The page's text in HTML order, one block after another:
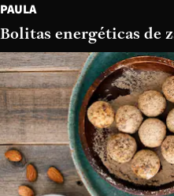
PAULA
Bolitas energéticas de